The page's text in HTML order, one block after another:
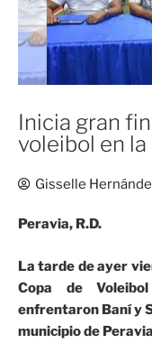
Inicia gran
voleibol en
Gisselle
Peravia, R.D.
La tarde de ayer
Copa de
enfrentaron Baní y
municipio de